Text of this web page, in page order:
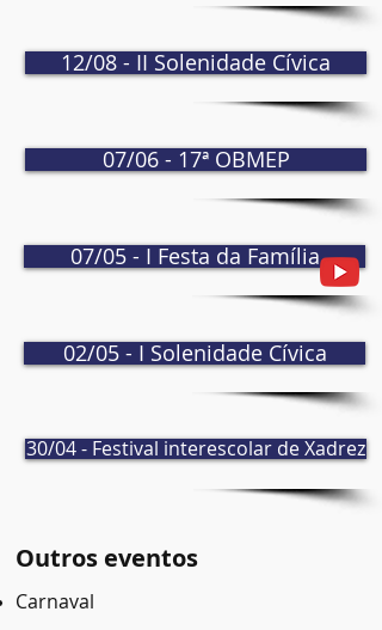
12/08 - II Solenidade Cívica
07/06 - 17ª OBMEP
07/05 - I Festa da Família
02/05 - I Solenidade Cívica
30/04 - Festival interescolar de Xadrez
Outros eventos
Carnaval